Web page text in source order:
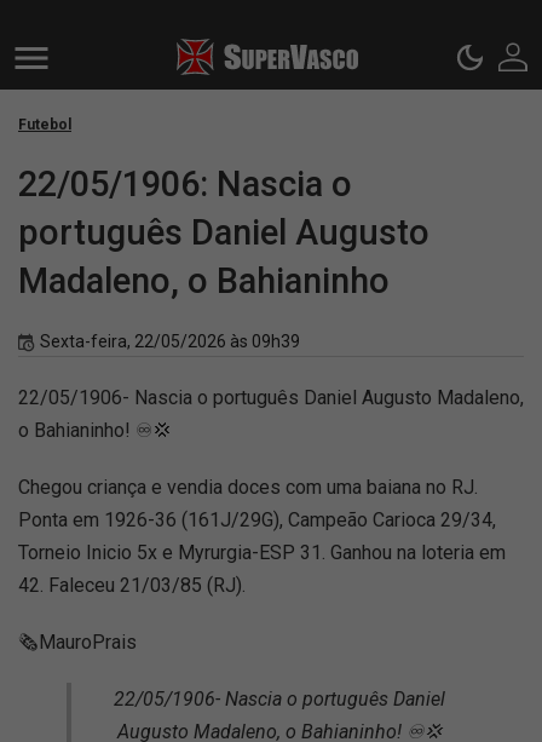
Futebol
22/05/1906: Nascia o
português Daniel Augusto
Madaleno, o Bahianinho
Sexta-feira, 22/05/2026 às 09h39
22/05/1906- Nascia o português Daniel Augusto Madaleno,
o Bahianinho! ♾💢
Chegou criança e vendia doces com uma baiana no RJ.
Ponta em 1926-36 (161J/29G), Campeão Carioca 29/34,
Torneio Inicio 5x e Myrurgia-ESP 31. Ganhou na loteria em
42. Faleceu 21/03/85 (RJ).
🗞MauroPrais
22/05/1906- Nascia o português Daniel
Augusto Madaleno, o Bahianinho! ♾️💢